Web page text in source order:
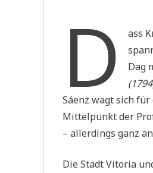
D
ass
Dag
Sáenz wagt sich
Mittelpunkt der
– allerdings ganz
Die Stadt Vitoria